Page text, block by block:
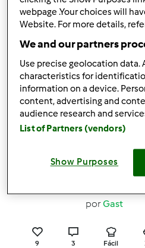
(com ou
porGast
3 15 Fácil
Queques
porGast
9 3 Fácil
webpage .Your choices will
Website. For more details,
We and our partners
Use precise geolocation data.
characteristics for
information on a device.
content, advertising and
audience research and
List of Partners (vendors)
Show Purposes